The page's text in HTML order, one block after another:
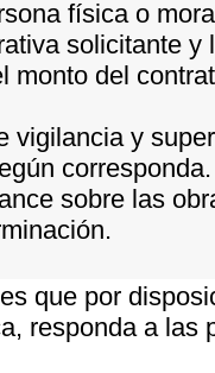
física o
solicitante
monto del
vigilancia y
corresponda.
sobre las
que por
responda a las